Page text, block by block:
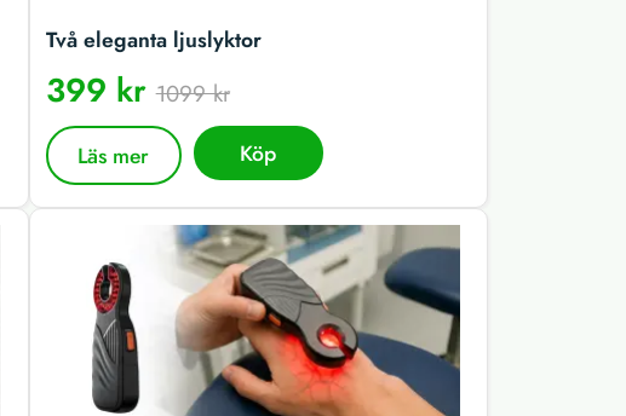
Två eleganta ljuslyktor
399 kr1099 kr
Läs mer Köp